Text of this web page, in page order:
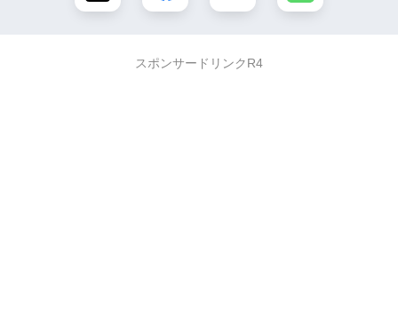
スポンサードリンクR4